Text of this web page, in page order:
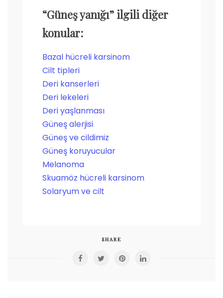
“Güneş yanığı” ilgili diğer
konular:
Bazal hücreli karsinom
Cilt tipleri
Deri kanserleri
Deri lekeleri
Deri yaşlanması
Güneş alerjisi
Güneş ve cildimiz
Güneş koruyucular
Melanoma
Skuamöz hücreli karsinom
Solaryum ve cilt
SHARE